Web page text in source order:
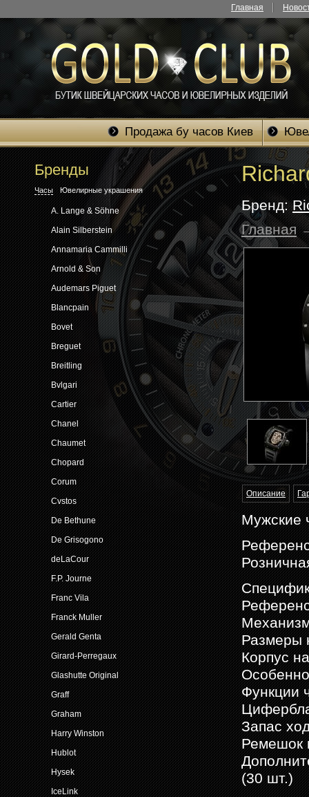
Главная
Продажа бу часов Киев
Бренды
Часы Ювелирные украшения
A. Lange & Söhne
Alain Silberstein
Annamaria Cammilli
Arnold & Son
Audemars Piguet
Blancpain
Bovet
Breguet
Breitling
Bvlgari
Cartier
Chanel
Chaumet
Chopard
Corum
Cvstos
De Bethune
De Grisogono
deLaCour
F.P. Journe
Franc Vila
Franck Muller
Gerald Genta
Girard-Perregaux
Glashutte Original
Graff
Graham
Harry Winston
Hublot
Hysek
IceLink
Бренд:
Главная
Описание
Мужские
Размеры
Корпус
Функции
Запас
Ремешок
(30 шт.)